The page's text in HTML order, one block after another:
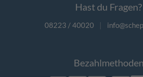
Hast du Fragen?
08223 / 40020 |
Bezahlmethoden